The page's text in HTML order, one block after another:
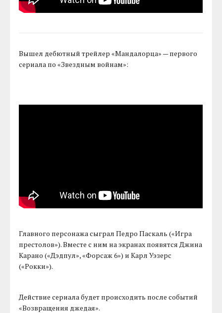
Вышел дебютный трейлер «Мандалорца» — первого
сериала по «Звездным войнам»:
Главного персонажа сыграл Педро Паскаль («Игра
престолов»). Вместе с ним на экранах появятся Джина
Карано («Дэдпул», «Форсаж 6») и Карл Уэзерс
(«Рокки»).
Действие сериала будет происходить после событий
«Возвращения джедая».